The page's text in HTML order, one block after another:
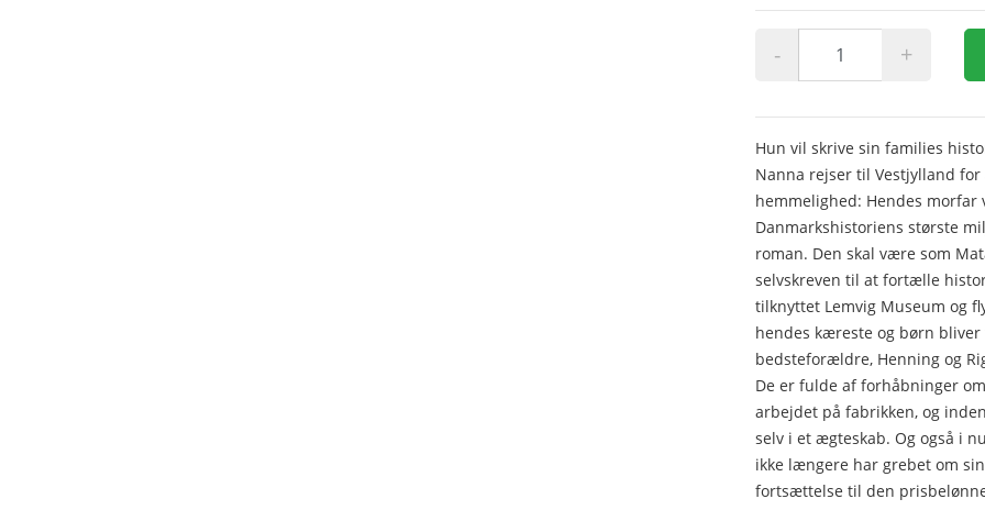
- +
Hun vil skrive sin families
Nanna rejser til Vestjylland
hemmelighed: Hendes
Danmarkshistoriens største
roman. Den skal være som
selvskreven til at fortælle
tilknyttet Lemvig Museum og
hendes kæreste og børn bliver
bedsteforældre, Henning og
De er fulde af forhåbninger
arbejdet på fabrikken, og
selv i et ægteskab. Og også i
ikke længere har grebet om
fortsættelse til den